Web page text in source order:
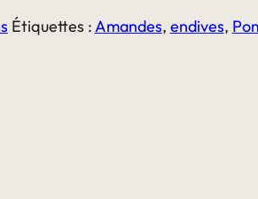
Étiquettes :Amandes, endives,